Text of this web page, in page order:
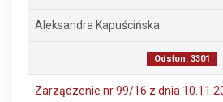
Aleksandra Kapuścińska
Odsłon: 3301
Zarządzenie nr 99/16 z dnia